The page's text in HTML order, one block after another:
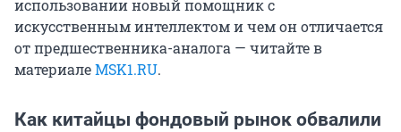
использовании новый помощник с
искусственным интеллектом и чем он отличается
от предшественника-аналога — читайте в
материалеMSK1.RU.
Как китайцы фондовый рынок обвалили